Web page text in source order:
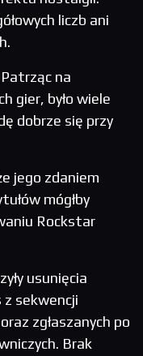
liczb ani
na
gier, było wiele
dobrze się przy
jego zdaniem
mógłby
Rockstar
usunięcia
sekwencji
zgłaszanych po
Brak